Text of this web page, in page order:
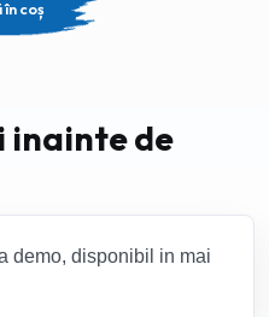
în coș
inainte de
demo, disponibil in mai